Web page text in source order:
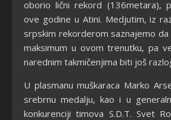
oborio lični rekord (136metara),
ove godine u Atini. Medjutim, iz
srpskim rekorderom saznajemo
maksimum u ovom trenutku, pa
narednim takmičenjima biti još
U plasmanu muškaraca Marko
srebrnu medalju, kao i u
konkurenciji timova S.D.T. Svet